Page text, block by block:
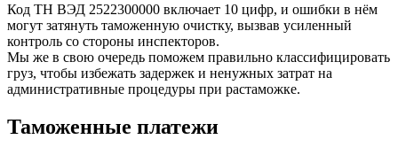
Код ТН ВЭД 2522300000 включает 10 цифр, и ошибки в нём
могут затянуть таможенную очистку, вызвав усиленный
контроль со стороны инспекторов.
Мы же в свою очередь поможем правильно классифицировать
груз, чтобы избежать задержек и ненужных затрат на
административные процедуры при растаможке.
Таможенные платежи